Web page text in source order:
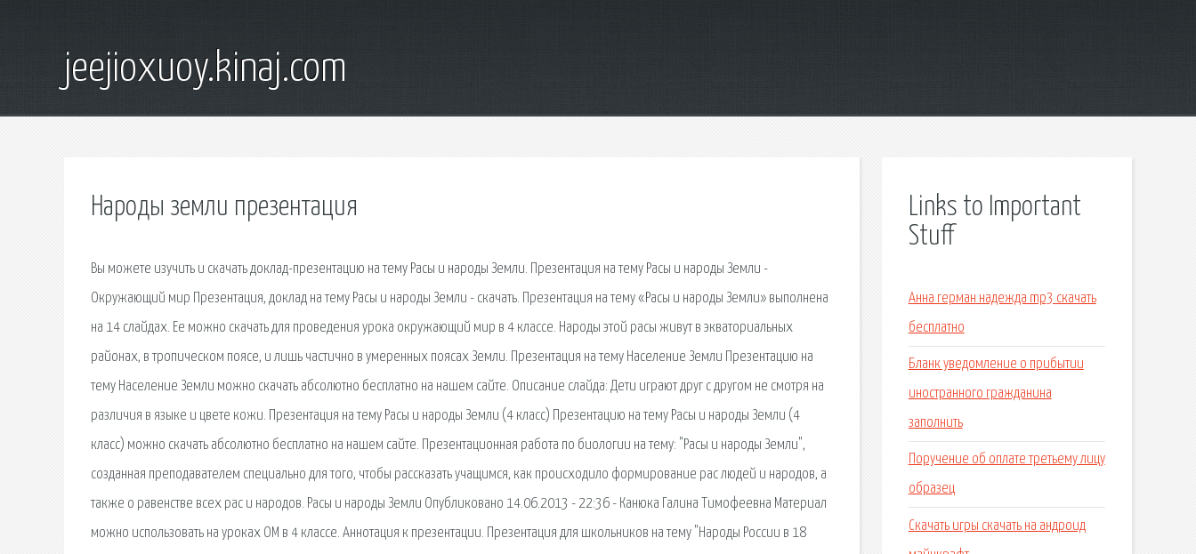
jeejioxuoy.kinaj.com
Народы земли презентация
Вы можете изучить и скачать доклад-презентацию на тему Расы и народы Земли. Презентация на тему Расы и народы Земли -
Окружающий мир Презентация, доклад на тему Расы и народы Земли - скачать. Презентация на тему «Расы и народы Земли» выполнена
на 14 слайдах. Ее можно скачать для проведения урока окружающий мир в 4 классе. Народы этой расы живут в экваториальных
районах, в тропическом поясе, и лишь частично в умеренных поясах Земли. Презентация на тему Население Земли Презентацию на
тему Население Земли можно скачать абсолютно бесплатно на нашем сайте. Описание слайда: Дети играют друг с другом не смотря на
различия в языке и цвете кожи. Презентация на тему Расы и народы Земли (4 класс) Презентацию на тему Расы и народы Земли (4
класс) можно скачать абсолютно бесплатно на нашем сайте. Презентационная работа по биологии на тему: "Расы и народы Земли",
созданная преподавателем специально для того, чтобы рассказать учащимся, как происходило формирование рас людей и народов, а
также о равенстве всех рас и народов. Расы и народы Земли Опубликовано 14.06.2013 - 22:36 - Канюка Галина Тимофеевна Материал
можно использовать на уроках ОМ в 4 классе. Аннотация к презентации. Презентация для школьников на тему "Народы России в 18
Links to Important
Stuff
Анна герман надежда mp3 скачать
бесплатно
Бланк уведомление о прибытии
иностранного гражданина
заполнить
Поручение об оплате третьему лицу
образец
Скачать игры скачать на андроид